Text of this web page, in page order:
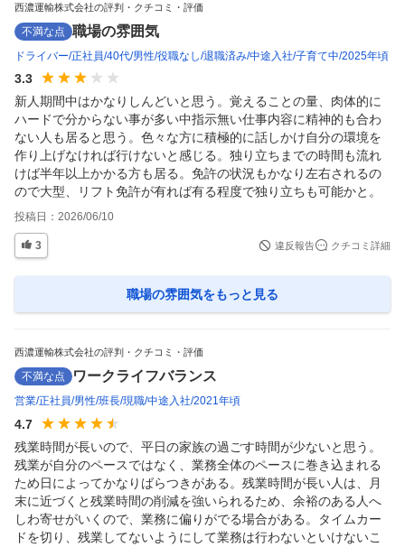
西濃運輸株式会社の評判・クチコミ・評価
不満な点 職場の雰囲気
ドライバー 正社員 40代 男性 役職なし 退職済み 中途入社 子育て中 2025年頃
3.3
新人期間中はかなりしんどいと思う。覚えることの量、肉体的に
ハードで分からない事が多い中指示無い仕事内容に精神的も合わ
ない人も居ると思う。色々な方に積極的に話しかけ自分の環境を
作り上げなければ行けないと感じる。独り立ちまでの時間も流れ
けば半年以上かかる方も居る。免許の状況もかなり左右されるの
ので大型、リフト免許が有れば有る程度で独り立ちも可能かと。
投稿日： 2026/06/10
3 違反報告 クチコミ詳細
職場の雰囲気をもっと見る
西濃運輸株式会社の評判・クチコミ・評価
不満な点 ワークライフバランス
営業 正社員 男性 班長 現職 中途入社 2021年頃
4.7
残業時間が長いので、平日の家族の過ごす時間が少ないと思う。
残業が自分のペースではなく、業務全体のペースに巻き込まれる
ため日によってかなりばらつきがある。残業時間が長い人は、月
末に近づくと残業時間の削減を強いられるため、余裕のある人へ
しわ寄せがいくので、業務に偏りがでる場合がある。タイムカー
ドを切り、残業してないようにして業務は行わないといけないこ